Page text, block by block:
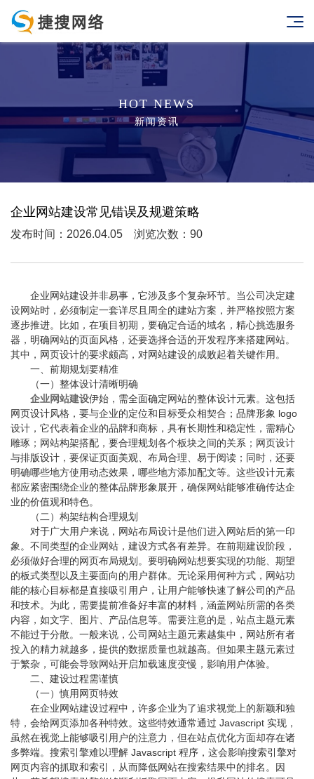
HOT NEWS
新闻资讯
企业网站建设常见错误及规避策略
发布时间：2026.04.05 浏览次数：90
企业网站建设并非易事，它涉及多个复杂环节。当公司决定建
设网站时，必须制定一套详尽且周全的建站方案，并严格按照方案
逐步推进。比如，在项目初期，要确定合适的域名，精心挑选服务
器，明确网站的页面风格，还要选择合适的开发程序来搭建网站。
其中，网页设计的要求颇高，对网站建设的成败起着关键作用。
一、前期规划要精准
（一）整体设计清晰明确
企业网站建设伊始，需全面确定网站的整体设计元素。这包括
网页设计风格，要与企业的定位和目标受众相契合；品牌形象 logo
设计，它代表着企业的品牌和商标，具有长期性和稳定性，需精心
雕琢；网站构架搭配，要合理规划各个板块之间的关系；网页设计
与排版设计，要保证页面美观、布局合理、易于阅读；同时，还要
明确哪些地方使用动态效果，哪些地方添加配文等。这些设计元素
都应紧密围绕企业的整体品牌形象展开，确保网站能够准确传达企
业的价值观和特色。
（二）构架结构合理规划
对于广大用户来说，网站布局设计是他们进入网站后的第一印
象。不同类型的企业网站，建设方式各有差异。在前期建设阶段，
必须做好合理的网页布局规划。要明确网站想要实现的功能、期望
的板式类型以及主要面向的用户群体。无论采用何种方式，网站功
能的核心目标都是直接吸引用户，让用户能够快速了解公司的产品
和技术。为此，需要提前准备好丰富的材料，涵盖网站所需的各类
内容，如文字、图片、产品信息等。需要注意的是，站点主题元素
不能过于分散。一般来说，公司网站主题元素越集中，网站所有者
投入的精力就越多，提供的数据质量也就越高。但如果主题元素过
于繁杂，可能会导致网站开启加载速度变慢，影响用户体验。
二、建设过程需谨慎
（一）慎用网页特效
在企业网站建设过程中，许多企业为了追求视觉上的新颖和独
特，会给网页添加各种特效。这些特效通常通过 Javascript 实现，
虽然在视觉上能够吸引用户的注意力，但在站点优化方面却存在诸
多弊端。搜索引擎难以理解 Javascript 程序，这会影响搜索引擎对
网页内容的抓取和索引，从而降低网站在搜索结果中的排名。因